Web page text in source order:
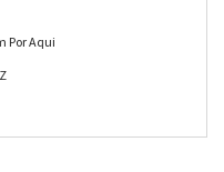
Por Aqui